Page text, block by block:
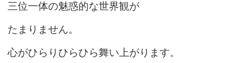
三位一体の魅惑的な世界観が
たまりません。
心がひらりひらひら舞い上がります。